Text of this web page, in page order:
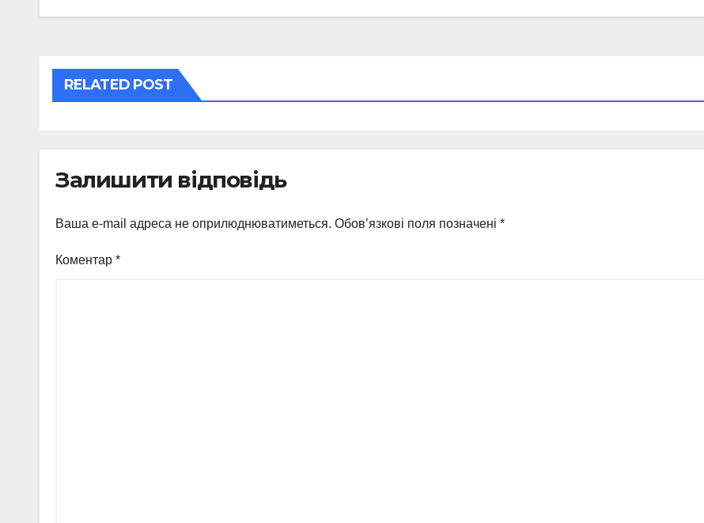
RELATED POST
Залишити відповідь
Ваша e-mail адреса не оприлюднюватиметься. Обов’язкові поля позначені *
Коментар *